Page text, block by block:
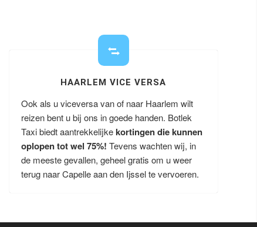
HAARLEM VICE VERSA
Ook als u viceversa van of naar Haarlem wilt
reizen bent u bij ons in goede handen. Botlek
Taxi biedt aantrekkelijkekortingen die kunnen
oplopen tot wel 75%!Tevens wachten wij, in
de meeste gevallen, geheel gratis om u weer
terug naar Capelle aan den Ijssel te vervoeren.